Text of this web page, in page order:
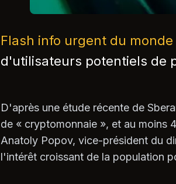
Flash info urgent du
d'utilisateurs potentiels de
D'après une étude récente de
de « cryptomonnaie », et au moins
Anatoly Popov, vice-président du
l'intérêt croissant de la population